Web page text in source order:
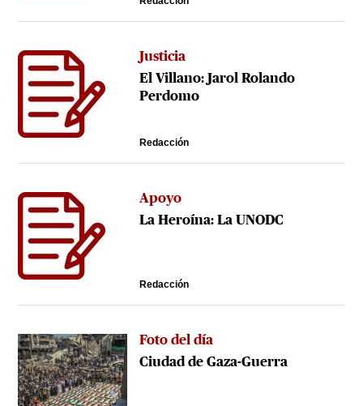
Justicia
El Villano: Jarol Rolando
Perdomo
Redacción
Apoyo
La Heroína: La UNODC
Redacción
Foto del día
Ciudad de Gaza-Guerra